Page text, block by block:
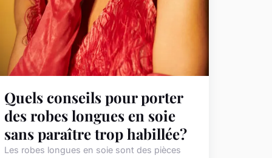
Quels conseils pour porter
des robes longues en soie
sans paraître trop habillée?
Les robes longues en soie sont des pièces